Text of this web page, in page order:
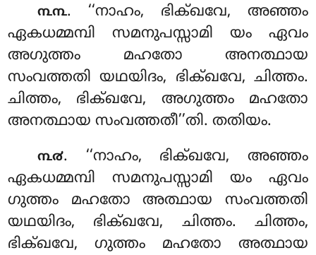
൩൩. ‘‘നാഹം, ഭിക്ഖവേ, അഞ്ഞം
ഏകധമ്മമ്പി സമനുപസ്സാമി യം ഏവം
അഗുത്തം മഹതോ അനത്ഥായ
സംവത്തതി യഥയിദം, ഭിക്ഖവേ, ചിത്തം.
ചിത്തം, ഭിക്ഖവേ, അഗുത്തം മഹതോ
അനത്ഥായ സംവത്തതീ’’തി. തതിയം.
൩൪. ‘‘നാഹം, ഭിക്ഖവേ, അഞ്ഞം
ഏകധമ്മമ്പി സമനുപസ്സാമി യം ഏവം
ഗുത്തം മഹതോ അത്ഥായ സംവത്തതി
യഥയിദം, ഭിക്ഖവേ, ചിത്തം. ചിത്തം,
ഭിക്ഖവേ, ഗുത്തം മഹതോ അത്ഥായ